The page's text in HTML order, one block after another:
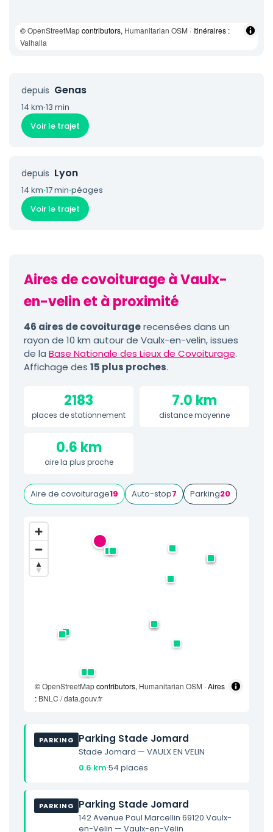
©OpenStreetMapcontributors, Humanitarian OSM · Itinéraires :
Valhalla
depuis Genas
14 km·13 min
Voir le trajet
depuis Lyon
14 km·17 min·péages
Voir le trajet
Aires de covoiturage à Vaulx-
en-velin et à proximité
46 aires de covoituragerecensées dans un
rayon de 10 km autour de Vaulx-en-velin, issues
de la Base Nationale des Lieux de Covoiturage.
Affichage des 15 plus proches.
2183
places de stationnement
7.0 km
distance moyenne
0.6 km
aire la plus proche
Aire de covoiturage19 Auto-stop7 Parking20
©OpenStreetMapcontributors, Humanitarian OSM · Aires
: BNLC / data.gouv.fr
PARKING Parking Stade Jomard
Stade Jomard — VAULX EN VELIN
0.6 km·54 places
PARKING Parking Stade Jomard
142 Avenue Paul Marcellin 69120 Vaulx-
en-Velin — Vaulx-en-Velin